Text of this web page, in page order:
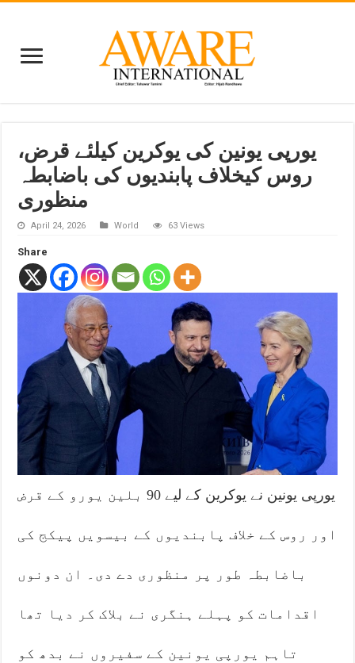
یورپی یونین کی یوکرین کیلئے قرض،
روس کیخلاف پابندیوں کی باضابطہ
منظوری
April 24, 2026 World 63 Views
Share
یورپی یونین نے یوکرین کے لیے 90 بلین یورو کے قرض
اور روس کے خلاف پابندیوں کے بیسویں پیکج کی
باضابطہ طور پر منظوری دے دی۔ ان دونوں
اقدامات کو پہلے ہنگری نے بلاک کر دیا تھا
تاہم یورپی یونین کے سفیروں نے بدھ کو